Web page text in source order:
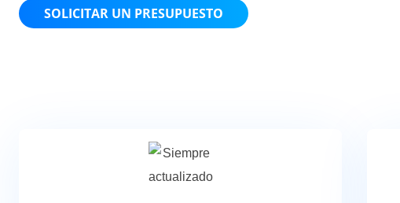
SOLICITAR UN PRESUPUESTO